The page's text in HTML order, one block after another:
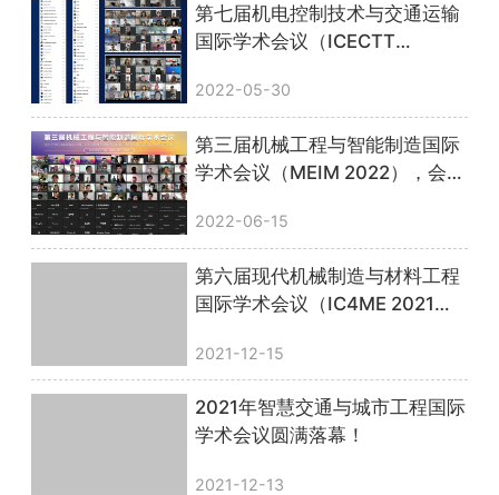
第七届机电控制技术与交通运输
国际学术会议（ICECTT
2022-05-30
第三届机械工程与智能制造国际
学术会议（MEIM 2022），会议
2022-06-15
第六届现代机械制造与材料工程
国际学术会议（IC4ME 2021）
2021-12-15
2021年智慧交通与城市工程国际
学术会议圆满落幕！
2021-12-13